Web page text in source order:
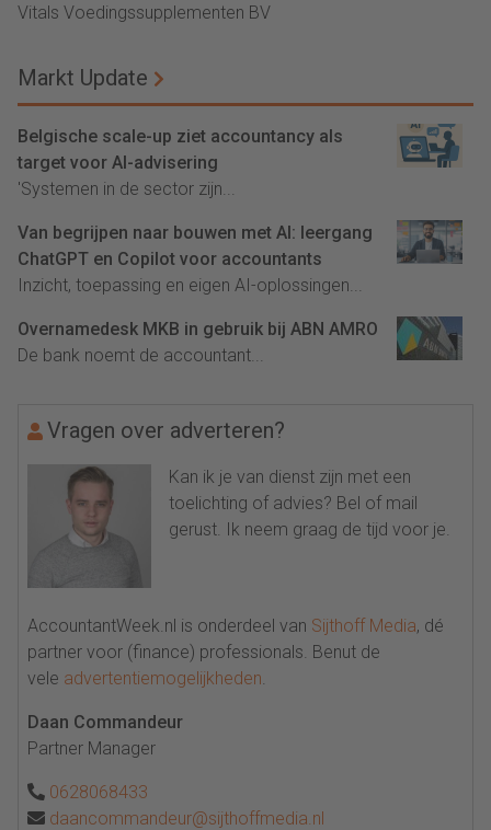
Vitals Voedingssupplementen BV
Markt Update
Belgische scale-up ziet accountancy als
target voor AI-advisering
'Systemen in de sector zijn...
Van begrijpen naar bouwen met AI: leergang
ChatGPT en Copilot voor accountants
Inzicht, toepassing en eigen AI-oplossingen...
Overnamedesk MKB in gebruik bij ABN AMRO
De bank noemt de accountant...
Vragen over adverteren?
Kan ik je van dienst zijn met een
toelichting of advies? Bel of mail
gerust. Ik neem graag de tijd voor je.
AccountantWeek.nl is onderdeel van Sijthoff Media, dé
partner voor (finance) professionals. Benut de
vele advertentiemogelijkheden.
Daan Commandeur
Partner Manager
0628068433
daancommandeur@sijthoffmedia.nl